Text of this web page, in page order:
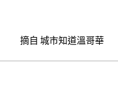
摘自 城市知道溫哥華